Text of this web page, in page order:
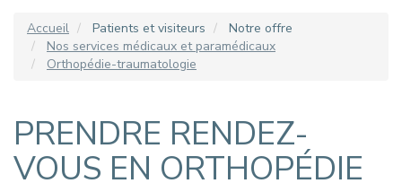
Accueil Patients et visiteurs
Notre offre
Nos services médicaux et paramédicaux
Orthopédie-traumatologie
PRENDRE RENDEZ-
VOUS EN ORTHOPÉDIE